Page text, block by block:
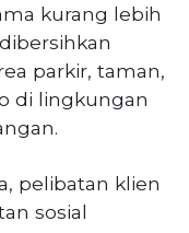
kurang lebih
parkir, taman,
di lingkungan
pelibatan klien
sosial